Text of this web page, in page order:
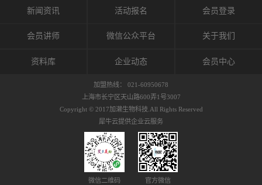
原因，简单分为外因和内因。外因1，贴布贴布
括：1）面料的伸展率、回缩率、纤维的刺激
能会给皮肤带来过度的刺激，从而引起过敏瘙
间传递适当的修复信息。可以收集各自所需的
因子级联；细胞因子的连锁反应）。 如果这种
者甚至提供不需要的物质。 因此，身体所需的
自然愈合能力不仅不能发挥作用，反而会造成
恶化的环境。Kinesio肌内效贴的作用，就是解
决这些问题。 KinesioTaping ® （Kinesio贴扎
疗法）的概念是空（空间），动（流动），冷
（抑制热的上升），为了实现这些，贴布的质
作出来。 特别地，Kinesio Medical
Tappling®（Kinesio医疗贴扎）通过从皮肤表面
长时间给予适...
流体的空间构成的。如果作为脏器，这是人体
最大的脏器，约占体重的20%（相比之下，皮
内流通，有助于细胞的再生和恢复。“1”“雪花”
周围进行轻柔的刺激，改善受影响的关节和肌
到辅助修复损伤组织的作用。对组织的营养供
膜，韧带和关节周围皮下组织的关节囊。 流
体力学理论加濑博士-Kinesio肌内效贴布的发明
人流体力学理论是以对日常生活产生反复影响
的纤细筋膜的性质为焦点。 筋膜容易受到外部
新闻资讯 活动报名 会员登录
会员讲师 微信公众平台 关于我们
资料库 企业动态 会员中心
加盟热线： 021-60950678
上海市长宁区天山路600弄1号3007
Copyright © 2017加濑生物科技.All Rights Reserved
犀牛云提供企业云服务
微信二维码 官方微信